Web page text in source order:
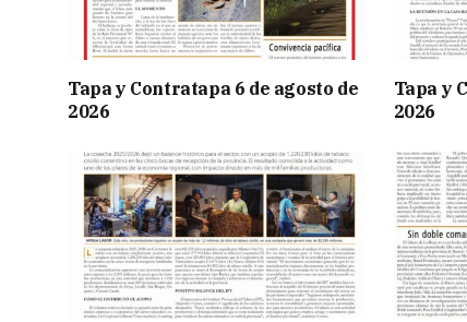
Tapa y Contratapa 6 de agosto de
2026
Tapa y
2026